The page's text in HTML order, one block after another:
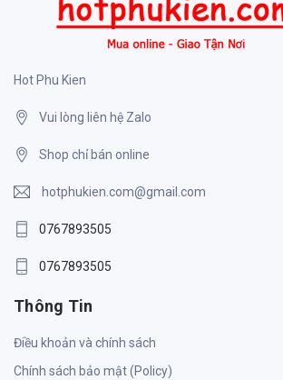
Hot Phu Kien
Vui lòng liên hệ Zalo
Shop chỉ bán online
hotphukien.com@gmail.com
0767893505
0767893505
Thông Tin
Điều khoản và chính sách
Chính sách bảo mật (Policy)